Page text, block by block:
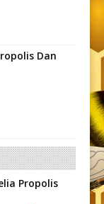
Dan
Propolis